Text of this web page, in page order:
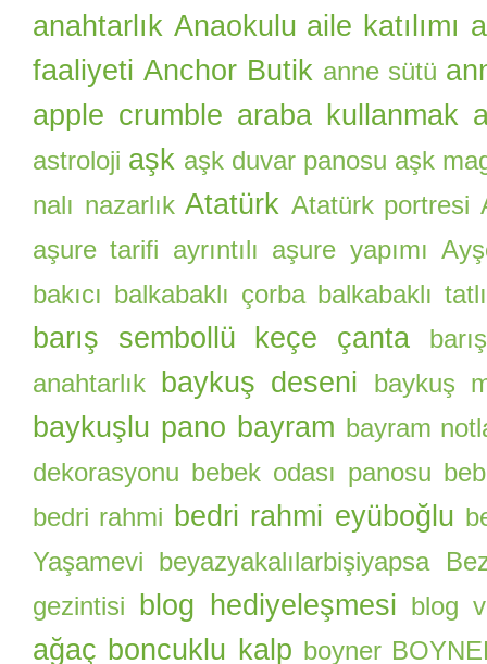
anahtarlık Anaokulu aile katılımı
faaliyeti Anchor Butik anne sütü
apple crumble araba kullanmak
astroloji aşk aşk duvar panosu aşk
nalı nazarlık Atatürk Atatürk portresi
aşure tarifi ayrıntılı aşure yapımı
bakıcı balkabaklı çorba balkabaklı tatlı
barış sembollü keçe çanta
anahtarlık
baykuş deseni baykuş
baykuşlu pano bayram bayram
dekorasyonu bebek odası panosu
bedri rahmi bedri rahmi eyüboğlu
Yaşamevi
beyazyakalılarbişiyapsa
gezintisi
blog hediyeleşmesi blog
ağaç boncuklu kalp boyner